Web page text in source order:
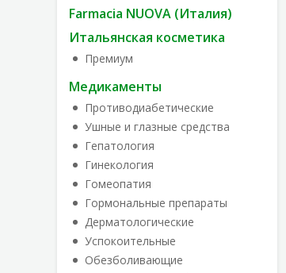
Farmacia NUOVA (Италия)
Итальянская косметика
Премиум
Медикаменты
Противодиабетические
Ушные и глазные средства
Гепатология
Гинекология
Гомеопатия
Гормональные препараты
Дерматологические
Успокоительные
Обезболивающие